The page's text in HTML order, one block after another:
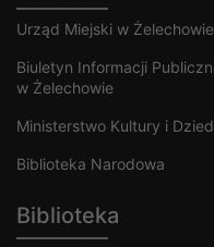
Urząd Miejski w Żelechowie
Biuletyn Informacji
w Żelechowie
Ministerstwo Kultury i
Biblioteka Narodowa
Biblioteka